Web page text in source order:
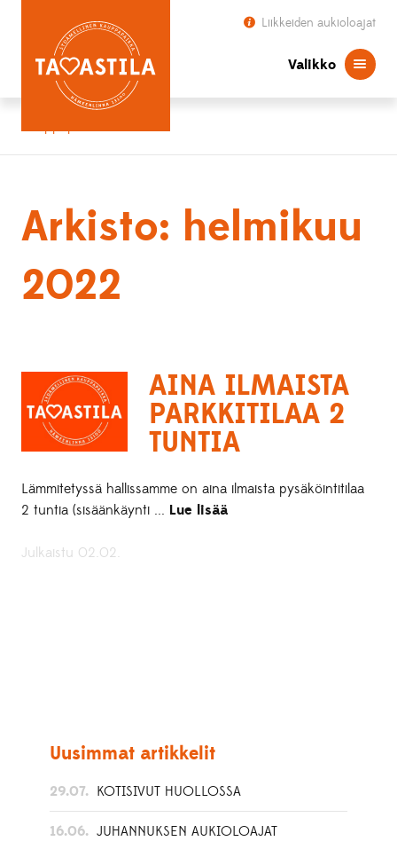
Liikkeiden aukioloajat
Valikko
Arkisto: helmikuu
2022
AINA ILMAISTA
PARKKITILAA 2
TUNTIA
Lämmitetyssä hallissamme on aina ilmaista pysäköintitilaa
2 tuntia (sisäänkäynti ... Lue lisää
Julkaistu 02.02.
Uusimmat artikkelit
29.07. KOTISIVUT HUOLLOSSA
16.06. JUHANNUKSEN AUKIOLOAJAT